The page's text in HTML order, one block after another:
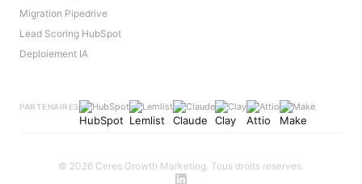
Migration Pipedrive
Lead Scoring HubSpot
Deploiement IA
PARTENAIRES HubSpot Lemlist Claude Clay Attio Make
© 2026 Ceres Growth Marketing. Tous droits reserves.